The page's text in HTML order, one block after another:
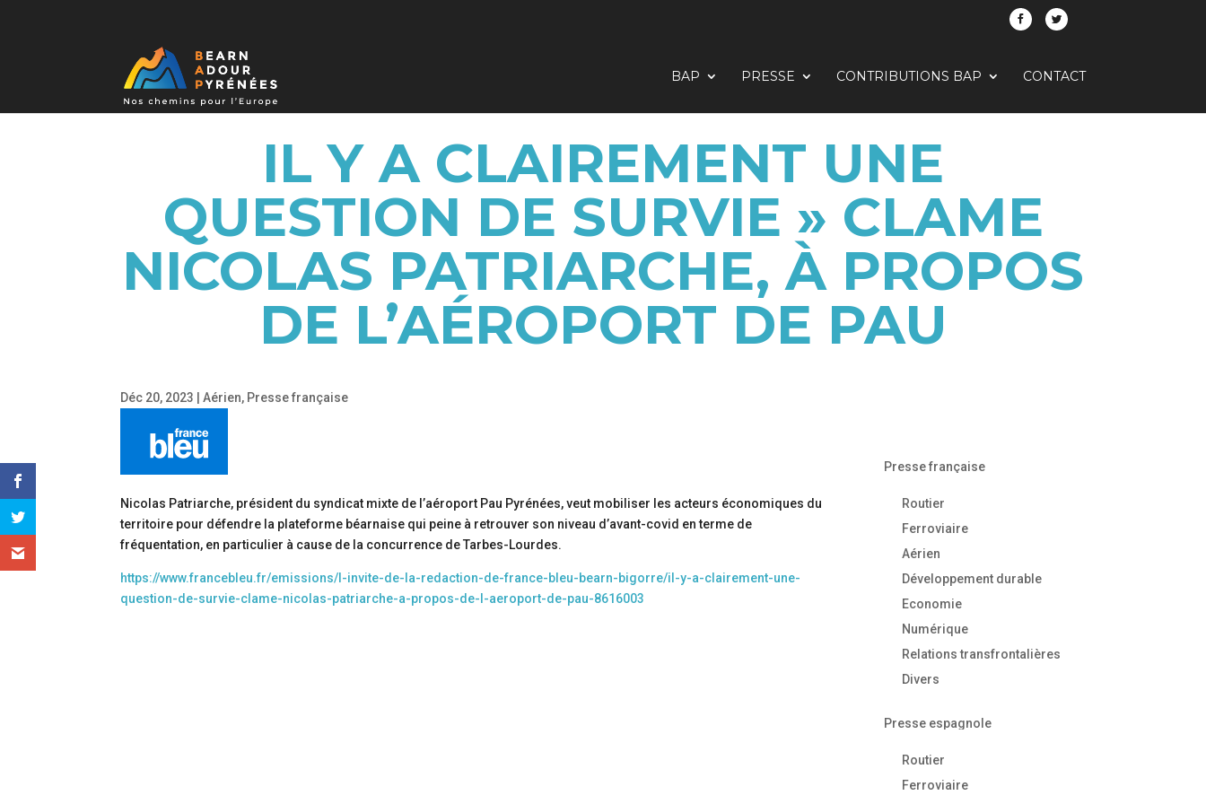
BAP PRESSE CONTRIBUTIONS BAP CONTACT
IL Y A CLAIREMENT UNE
QUESTION DE SURVIE » CLAME
NICOLAS PATRIARCHE, À PROPOS
DE L’AÉROPORT DE PAU
Déc 20, 2023 |Aérien, Presse française
Nicolas Patriarche, président du syndicat mixte de l’aéroport Pau Pyrénées, veut mobiliser les acteurs économiques du
territoire pour défendre la plateforme béarnaise qui peine à retrouver son niveau d’avant-covid en terme de
fréquentation, en particulier à cause de la concurrence de Tarbes-Lourdes.
https://www.francebleu.fr/emissions/l-invite-de-la-redaction-de-france-bleu-bearn-bigorre/il-y-a-clairement-une-
question-de-survie-clame-nicolas-patriarche-a-propos-de-l-aeroport-de-pau-8616003
Presse française
Routier
Ferroviaire
Aérien
Développement durable
Economie
Numérique
Relations transfrontalières
Divers
Presse espagnole
Routier
Ferroviaire